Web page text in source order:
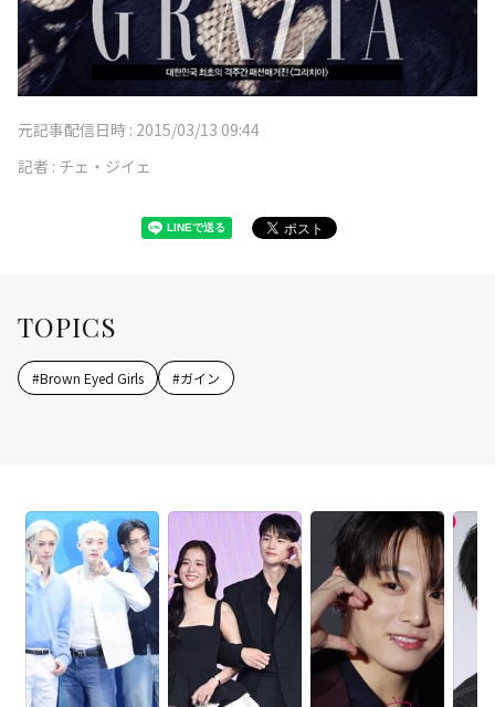
元記事配信日時 : 2015/03/13 09:44
記者 : チェ・ジイェ
TOPICS
#Brown Eyed Girls #ガイン